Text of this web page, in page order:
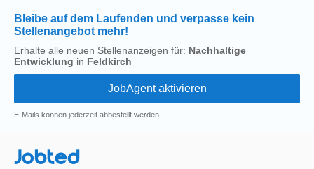
Bleibe auf dem Laufenden und verpasse kein
Stellenangebot mehr!
Erhalte alle neuen Stellenanzeigen für: Nachhaltige
Entwicklung in Feldkirch
E-Mails können jederzeit abbestellt werden.
Jobted